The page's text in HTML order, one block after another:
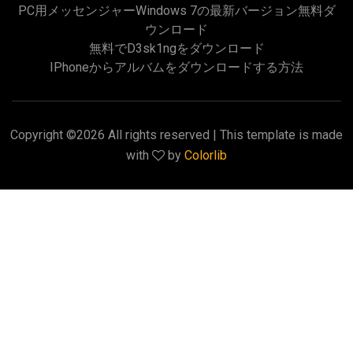
PC用メッセンジャーWindows 7の最新バージョン無料ダ
ウンロード
無料でd3sk1ngをダウンロード
IPhoneからアルバムをダウンロードする方法
Copyright ©2026 All rights reserved | This template is made
with
by Colorlib